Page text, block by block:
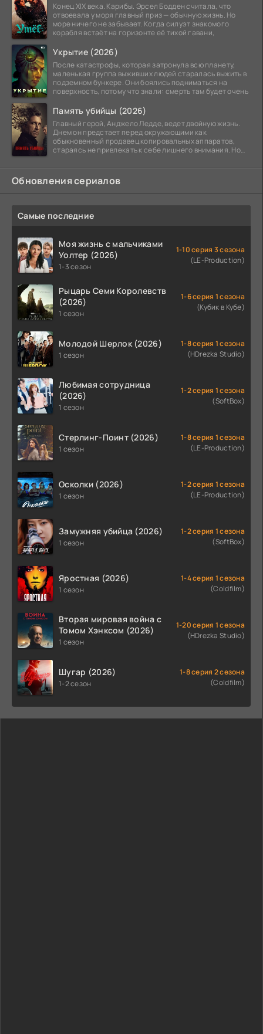
Конец XIX века. Карибы. Эрсел Бодден считала, что
отвоевала у моря главный приз — обычную жизнь. Но
море ничего не забывает. Когда силуэт знакомого
корабля встаёт на горизонте её тихой гавани,
Укрытие (2026)
После катастрофы, которая затронула всю планету,
маленькая группа выживших людей старалась выжить в
подземном бункере. Они боялись подниматься на
поверхность, потому что знали: смерть там будет очень
Память убийцы (2026)
Главный герой, Анджело Ледде, ведет двойную жизнь.
Днем он предстает перед окружающими как
обыкновенный продавец копировальных аппаратов,
стараясь не привлекать к себе лишнего внимания. Но
Обновления сериалов
Самые последние
Моя жизнь с мальчиками
Уолтер (2026)
1-3 сезон
1-10 серия 3 сезона
(LE-Production)
Рыцарь Семи Королевств
(2026)
1 сезон
1-6 серия 1 сезона
(Кубик в Кубе)
Молодой Шерлок (2026)
1 сезон
1-8 серия 1 сезона
(HDrezka Studio)
Любимая сотрудница
(2026)
1 сезон
1-2 серия 1 сезона
(SoftBox)
Стерлинг-Поинт (2026)
1 сезон
1-8 серия 1 сезона
(LE-Production)
Осколки (2026)
1 сезон
1-2 серия 1 сезона
(LE-Production)
Замужняя убийца (2026)
1 сезон
1-2 серия 1 сезона
(SoftBox)
Яростная (2026)
1 сезон
1-4 серия 1 сезона
(Coldfilm)
Вторая мировая война с
Томом Хэнксом (2026)
1 сезон
1-20 серия 1 сезона
(HDrezka Studio)
Шугар (2026)
1-2 сезон
1-8 серия 2 сезона
(Coldfilm)